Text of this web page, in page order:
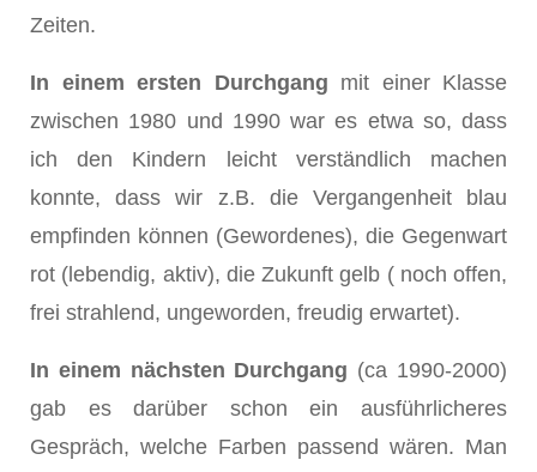
Zeiten.
In einem ersten Durchgang mit einer Klasse
zwischen 1980 und 1990 war es etwa so, dass
ich den Kindern leicht verständlich machen
konnte, dass wir z.B. die Vergangenheit blau
empfinden können (Gewordenes), die Gegenwart
rot (lebendig, aktiv), die Zukunft gelb ( noch offen,
frei strahlend, ungeworden, freudig erwartet).
In einem nächsten Durchgang (ca 1990-2000)
gab es darüber schon ein ausführlicheres
Gespräch, welche Farben passend wären. Man